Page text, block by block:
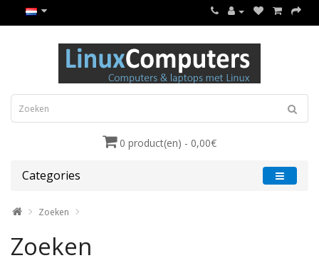
0 product(en) - 0,00€
Categories
Zoeken
Zoeken